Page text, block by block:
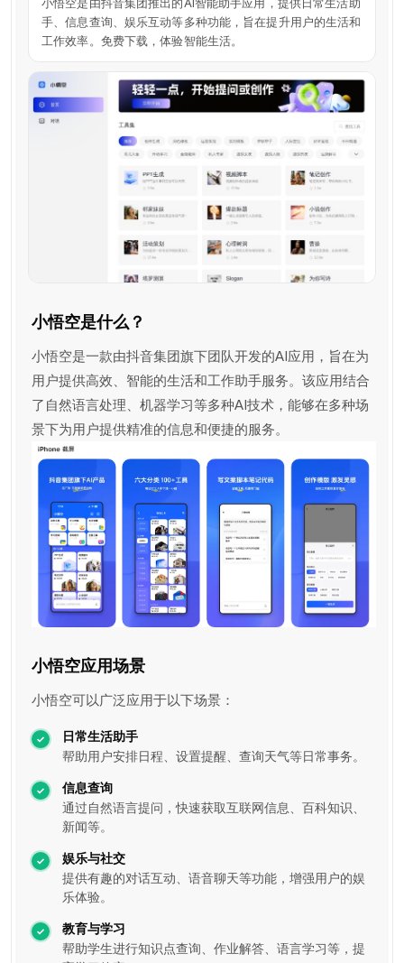
手、信息查询、娱乐互动等多种功能，旨在提升用户的生活和
工作效率。免费下载，体验智能生活。
小悟空是什么？
小悟空是一款由抖音集团旗下团队开发的AI应用，旨在为
用户提供高效、智能的生活和工作助手服务。该应用结合
了自然语言处理、机器学习等多种AI技术，能够在多种场
景下为用户提供精准的信息和便捷的服务。
小悟空应用场景
小悟空可以广泛应用于以下场景：
日常生活助手
帮助用户安排日程、设置提醒、查询天气等日常事务。
信息查询
通过自然语言提问，快速获取互联网信息、百科知识、
新闻等。
娱乐与社交
提供有趣的对话互动、语音聊天等功能，增强用户的娱
乐体验。
教育与学习
帮助学生进行知识点查询、作业解答、语言学习等，提